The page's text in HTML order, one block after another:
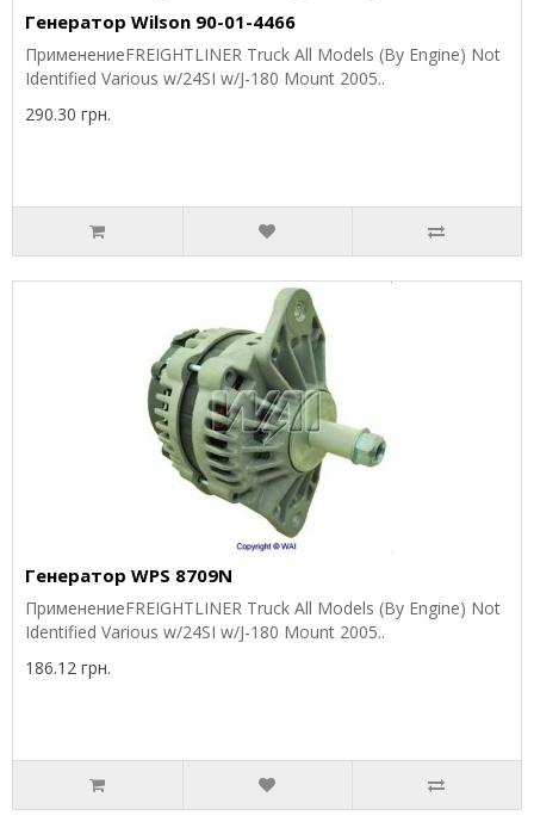
Генератор Wilson 90-01-4466
ПрименениеFREIGHTLINER Truck All Models (By Engine) Not
Identified Various w/24SI w/J-180 Mount 2005..
290.30 грн.
Генератор WPS 8709N
ПрименениеFREIGHTLINER Truck All Models (By Engine) Not
Identified Various w/24SI w/J-180 Mount 2005..
186.12 грн.